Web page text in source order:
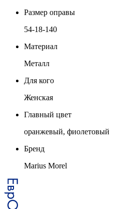
Размер оправы
54-18-140
Материал
Металл
Для кого
Женская
Главный цвет
оранжевый, фиолетовый
Бренд
Marius Morel